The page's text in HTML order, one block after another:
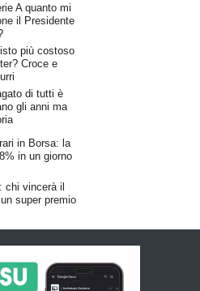
A quanto mi
il Presidente
più costoso
Croce e
di tutti è
gli anni ma
in Borsa: la
in un giorno
chi vincerà il
super premio